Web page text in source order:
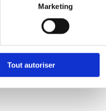
Marketing
Tout autoriser